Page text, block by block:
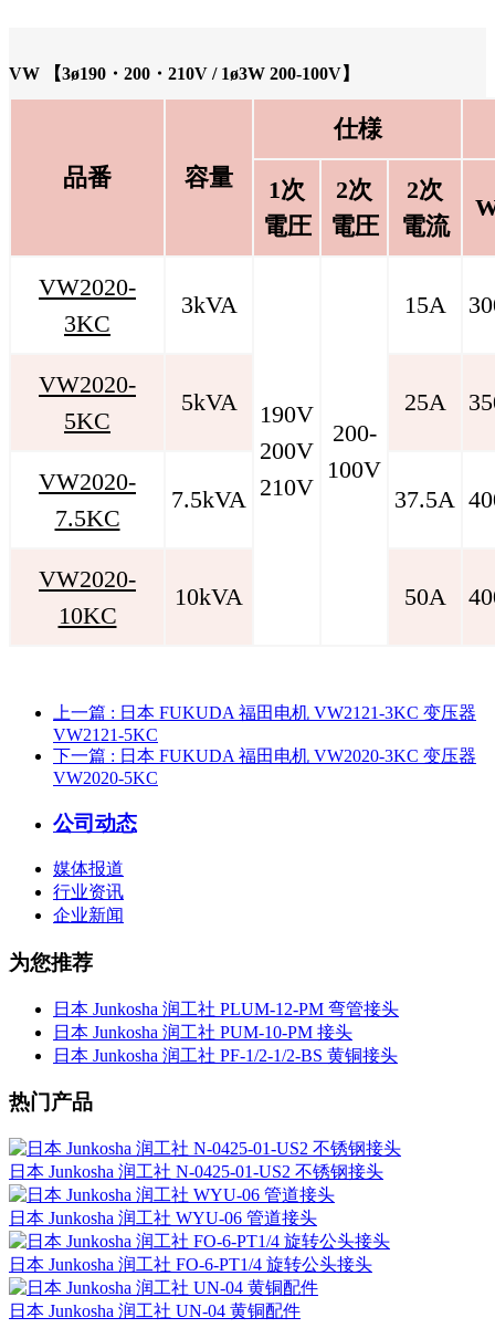
VW 【3ø190・200・210V / 1ø3W 200-100V】
品番 容量
仕様
1次
電圧
2次
電圧
2次
電流
VW2020-
3KC
3kVA
190V
200V
210V
200-
100V
15A
VW2020-
5KC
5kVA 25A
VW2020-
7.5KC
7.5kVA 37.5A
VW2020-
10KC
10kVA 50A
上一篇 : 日本 FUKUDA 福田电机 VW2121-3KC 变压器
VW2121-5KC
下一篇 : 日本 FUKUDA 福田电机 VW2020-3KC 变压器
VW2020-5KC
公司动态
媒体报道
行业资讯
企业新闻
为您推荐
日本 Junkosha 润工社 PLUM-12-PM 弯管接头
日本 Junkosha 润工社 PUM-10-PM 接头
日本 Junkosha 润工社 PF-1/2-1/2-BS 黄铜接头
热门产品
日本 Junkosha 润工社 N-0425-01-US2 不锈钢接头
日本 Junkosha 润工社 WYU-06 管道接头
日本 Junkosha 润工社 FO-6-PT1/4 旋转公头接头
日本 Junkosha 润工社 UN-04 黄铜配件